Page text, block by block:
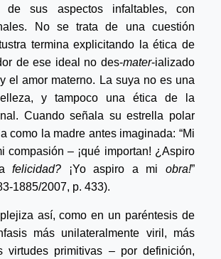
de sus aspectos infaltables, con
No se trata de una cuestión
termina explicitando la ética de
de ese ideal no des-mater-ializado
el amor materno. La suya no es una
y tampoco una ética de la
Cuando señala su estrella polar
como la madre antes imaginada: “Mi
compasión – ¡qué importan! ¿Aspiro
felicidad? ¡Yo aspiro a mi obra!”
1885/2007, p. 433).
así, como en un paréntesis de
más unilateralmente viril, más
virtudes primitivas – por definición,